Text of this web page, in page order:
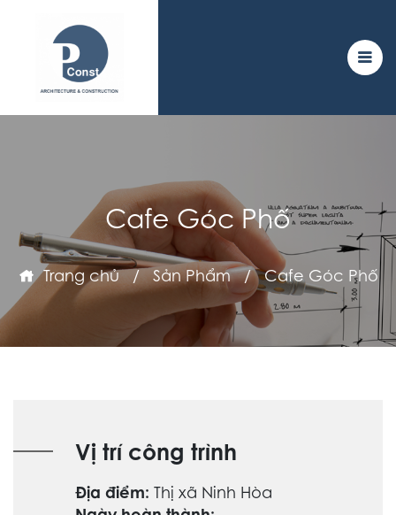
Cafe Góc Phố
Trang chủ / Sản Phẩm / Cafe Góc Phố
Vị trí công trình
Địa điểm: Thị xã Ninh Hòa